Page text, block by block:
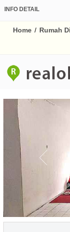
INFO DETAIL
Home / Rumah